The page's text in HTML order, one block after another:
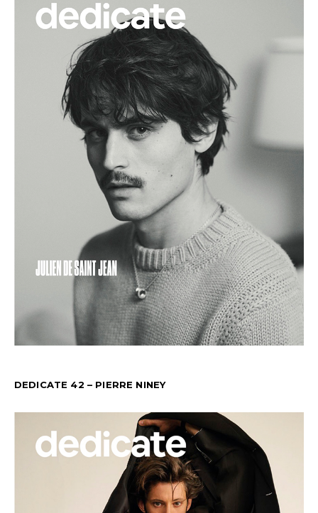
DEDICATE 42 – PIERRE NINEY